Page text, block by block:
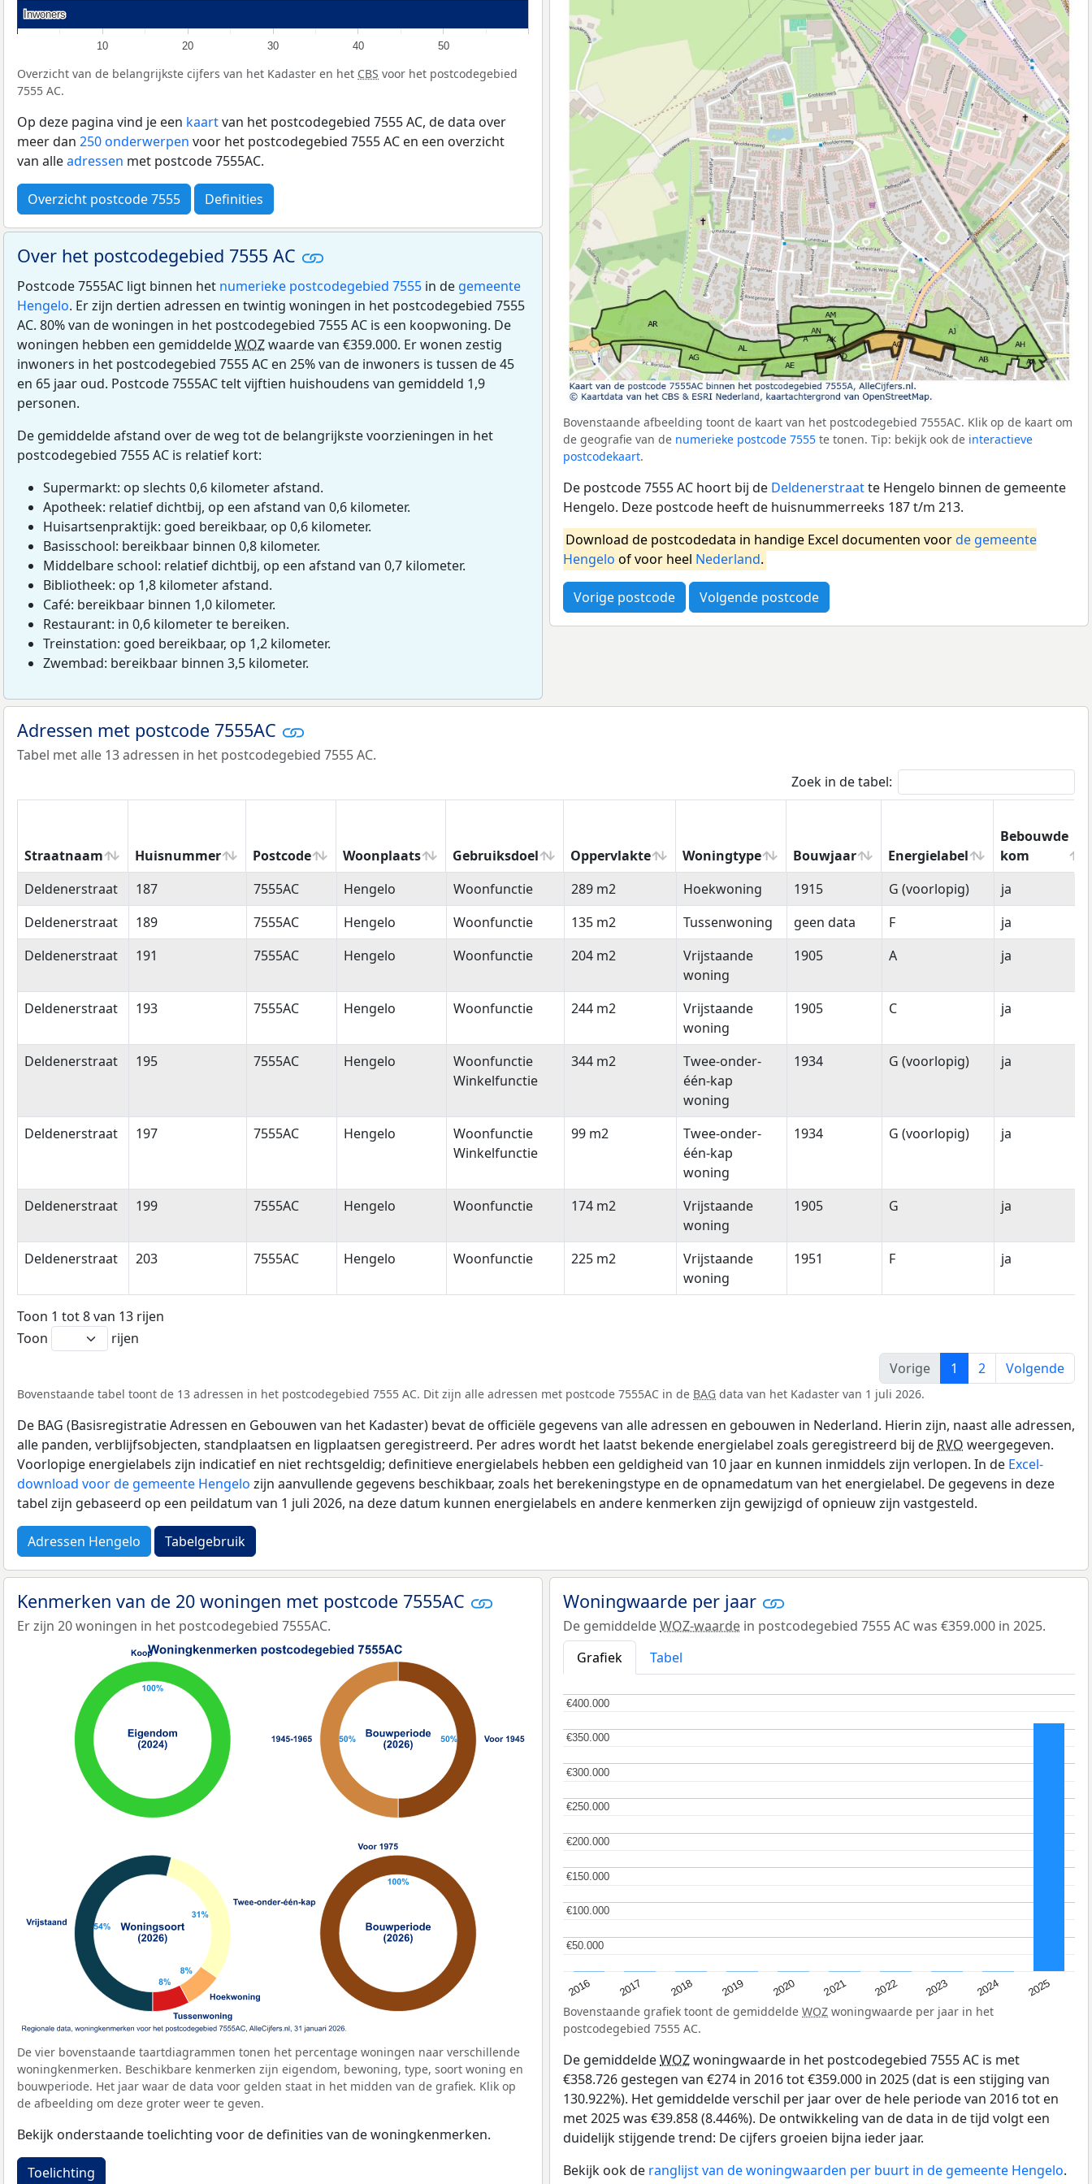
10 20 30 40 50
Inwoners
Inwoners
Overzicht van de belangrijkste cijfers van het Kadaster en het CBS voor het postcodegebied
7555 AC.
Op deze pagina vind je een kaartvan het postcodegebied 7555 AC, de data over
meer dan 250 onderwerpen voor het postcodegebied 7555 AC en een overzicht
van alleadressen met postcode 7555AC.
Overzicht postcode 7555 Definities
Over het postcodegebied 7555 AC
Postcode 7555AC ligt binnen het numerieke postcodegebied 7555 in de gemeente
Hengelo. Er zijn dertien adressen en twintig woningen in het postcodegebied 7555
AC. 80% van de woningen in het postcodegebied 7555 AC is een koopwoning. De
woningen hebben een gemiddeldeWOZwaarde van €359.000. Er wonen zestig
inwoners in het postcodegebied 7555 AC en 25% van de inwoners is tussen de 45
en 65 jaar oud. Postcode 7555AC telt vijftien huishoudens van gemiddeld 1,9
personen.
De gemiddelde afstand over de weg tot de belangrijkste voorzieningen in het
postcodegebied 7555 AC is relatief kort:
Supermarkt: op slechts 0,6 kilometer afstand.
Apotheek: relatief dichtbij, op een afstand van 0,6 kilometer.
Huisartsenpraktijk: goed bereikbaar, op 0,6 kilometer.
Basisschool: bereikbaar binnen 0,8 kilometer.
Middelbare school: relatief dichtbij, op een afstand van 0,7 kilometer.
Bibliotheek: op 1,8 kilometer afstand.
Café: bereikbaar binnen 1,0 kilometer.
Restaurant: in 0,6 kilometer te bereiken.
Treinstation: goed bereikbaar, op 1,2 kilometer.
Zwembad: bereikbaar binnen 3,5 kilometer.
Bovenstaande afbeelding toont de kaart van het postcodegebied 7555AC. Klik op de kaart om
de geografie van de numerieke postcode 7555 te tonen. Tip: bekijk ook de interactieve
postcodekaart.
De postcode 7555 AC hoort bij de Deldenerstraatte Hengelo binnen de gemeente
Hengelo. Deze postcode heeft de huisnummerreeks 187 t/m 213.
Download de postcodedata in handige Excel documenten voorde gemeente
Hengelo of voor heel Nederland.
Vorige postcode Volgende postcode
Adressen met postcode 7555AC
Tabel met alle 13 adressen in het postcodegebied 7555 AC.
Zoek in de tabel:
Straatnaam Huisnummer Postcode Woonplaats Gebruiksdoel Oppervlakte Woningtype Bouwjaar Energielabel
Bebouwde
kom
Straatnaam
Huisnummer Postcode Woonplaats Gebruiksdoel Oppervlakte Woningtype Bouwjaar Energielabel
Bebouwde
kom
Deldenerstraat 187 7555AC Hengelo Woonfunctie 289 m2 Hoekwoning 1915 G (voorlopig)
ja
Deldenerstraat
189 7555AC Hengelo Woonfunctie 135 m2 Tussenwoning geen data F
ja
Deldenerstraat
191 7555AC Hengelo Woonfunctie 204 m2
Vrijstaande
woning
1905 A ja
Deldenerstraat 193 7555AC Hengelo Woonfunctie 244 m2
Vrijstaande
woning
1905 C ja
Deldenerstraat 195 7555AC Hengelo
Woonfunctie
Winkelfunctie
344 m2
Twee-onder-
één-kap
woning
1934 G (voorlopig) ja
Deldenerstraat 197 7555AC Hengelo
Woonfunctie
Winkelfunctie
99 m2
Twee-onder-
één-kap
woning
1934 G (voorlopig) ja
Deldenerstraat 199 7555AC Hengelo Woonfunctie 174 m2
Vrijstaande
woning
1905 G ja
Deldenerstraat 203 7555AC Hengelo Woonfunctie 225 m2
Vrijstaande
woning
1951 F ja
Toon 1 tot 8 van 13 rijen
Toon
rijen
Vorige
1 2 Volgende
Bovenstaande tabel toont de 13 adressen in het postcodegebied 7555 AC. Dit zijn alle adressen met postcode 7555AC in de BAG data van het Kadaster van 1 juli 2026.
De BAG (Basisregistratie Adressen en Gebouwen van het Kadaster) bevat de officiële gegevens van alle adressen en gebouwen in Nederland. Hierin zijn, naast alle adressen,
alle panden, verblijfsobjecten, standplaatsen en ligplaatsen geregistreerd. Per adres wordt het laatst bekende energielabel zoals geregistreerd bij de RVO weergegeven.
Voorlopige energielabels zijn indicatief en niet rechtsgeldig; definitieve energielabels hebben een geldigheid van 10 jaar en kunnen inmiddels zijn verlopen. In de Excel-
download voor de gemeente Hengelo zijn aanvullende gegevens beschikbaar, zoals het berekeningstype en de opnamedatum van het energielabel. De gegevens in deze
tabel zijn gebaseerd op een peildatum van 1 juli 2026, na deze datum kunnen energielabels en andere kenmerken zijn gewijzigd of opnieuw zijn vastgesteld.
Adressen Hengelo Tabelgebruik
Kenmerken van de 20 woningen met postcode 7555AC
Er zijn 20 woningen in het postcodegebied 7555AC.
De vier bovenstaande taartdiagrammen tonen het percentage woningen naar verschillende
woningkenmerken. Beschikbare kenmerken zijn eigendom, bewoning, type, soort woning en
bouwperiode. Het jaar waar de data voor gelden staat in het midden van de grafiek. Klik op
de afbeelding om deze groter weer te geven.
Bekijk onderstaande toelichting voor de definities van de woningkenmerken.
Toelichting
Woningwaarde per jaar
De gemiddeldeWOZ-waarde in postcodegebied 7555 AC was €359.000 in 2025.
Grafiek
Tabel
2016 2017 2018 2019 2020 2021 2022 2023 2024 2025
€50.000
€50.000
€100.000
€100.000
€150.000
€150.000
€200.000
€200.000
€250.000
€250.000
€300.000
€300.000
€350.000
€350.000
€400.000
€400.000
Bovenstaande grafiek toont de gemiddelde WOZ woningwaarde per jaar in het
postcodegebied 7555 AC.
De gemiddeldeWOZwoningwaarde in het postcodegebied 7555 AC is met
€358.726 gestegen van €274 in 2016 tot €359.000 in 2025 (dat is een stijging van
130.922%). Het gemiddelde verschil per jaar over de hele periode van 2016 tot en
met 2025 was €39.858 (8.446%). De ontwikkeling van de data in de tijd volgt een
duidelijk stijgende trend: De cijfers groeien bijna ieder jaar.
Bekijk ook de ranglijst van de woningwaarden per buurt in de gemeente Hengelo.